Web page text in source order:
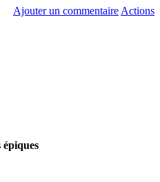
Ajouter un commentaire Actions
épiques